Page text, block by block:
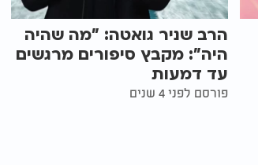
הרב שניר גואטה: "מה שהיה
היה": מקבץ סיפורים מרגשים
עד דמעות
פורסם לפני 4 שנים